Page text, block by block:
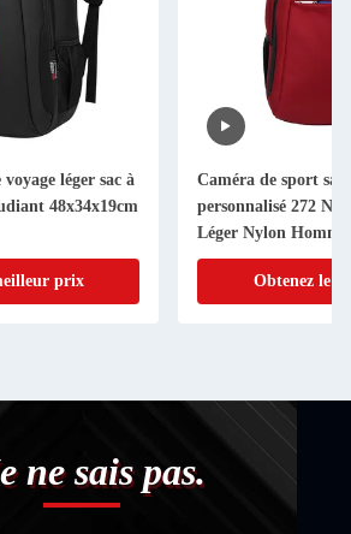
léger sac à
48x34x19cm
prix
Caméra de sport sac
personnalisé 272
Léger Nylon
Obtenez le
ne sais pas.